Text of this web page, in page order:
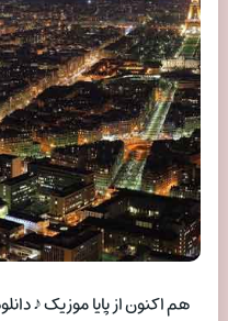
هم اکنون از پایا موزیک ♪